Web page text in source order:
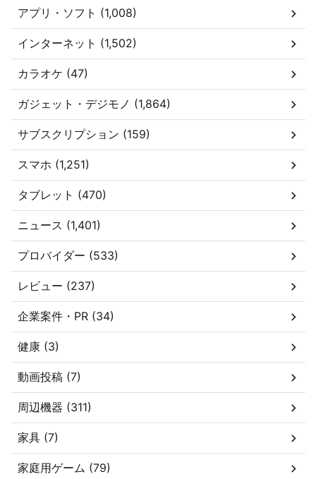
アプリ・ソフト (1,008)
インターネット (1,502)
カラオケ (47)
ガジェット・デジモノ (1,864)
サブスクリプション (159)
スマホ (1,251)
タブレット (470)
ニュース (1,401)
プロバイダー (533)
レビュー (237)
企業案件・PR (34)
健康 (3)
動画投稿 (7)
周辺機器 (311)
家具 (7)
家庭用ゲーム (79)